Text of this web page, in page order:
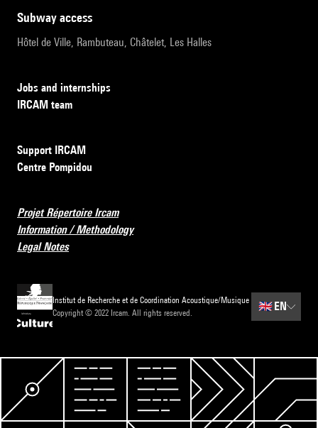
subway access
Hôtel de Ville, Rambuteau, Châtelet, Les Halles
Jobs and internships
IRCAM team
Support IRCAM
Centre Pompidou
Projet Répertoire Ircam
Information / Methodology
Legal Notes
Institut de Recherche et de Coordination Acoustique/Musique
Copyright © 2022 Ircam. All rights reserved.
🇬🇧 EN